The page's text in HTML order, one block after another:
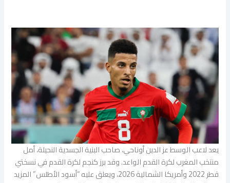
يعد لاعب الوسط عز الدين أوناحي، صاحب البنية الجسدية النحيلة، أمل
منتخب المغرب لكرة القدم الواعد. وقد برز كنجم لكرة القدم في نسختي
قطر 2022 وأمريكا الشمالية 2026، ويعلق عليه “أسود الأطلس” المزيد